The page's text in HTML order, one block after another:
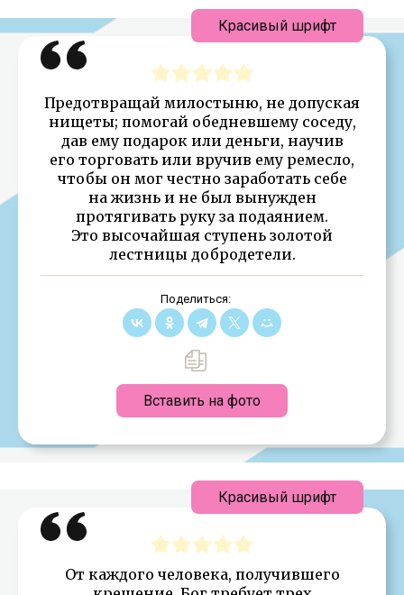
Предотвращай милостыню, не допуская
нищеты; помогай обедневшему соседу,
дав ему подарок или деньги, научив
его торговать или вручив ему ремесло,
чтобы он мог честно заработать себе
на жизнь и не был вынужден
протягивать руку за подаянием.
Это высочайшая ступень золотой
лестницы добродетели.
Поделиться:
Вставить на фото
Красивый шрифт
От каждого человека, получившего
Красивый шрифт